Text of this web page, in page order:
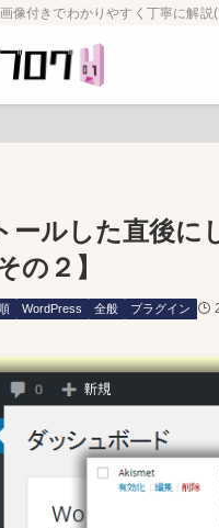
像付きでわかりやすく丁寧に解説
ールした直後に
の２】
WordPress 全般 プラグイン